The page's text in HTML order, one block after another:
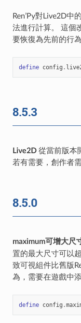
Ren’Py對Live2D中
法進行計算。 這個
要恢復為先前的行
define config .
8.5.3
Live2D從當前版本
若有需要，創作者
8.5.0
maximum可增大尺
置的最大尺寸可以
致可視組件比舊版
為，需要在遊戲中添
define config .